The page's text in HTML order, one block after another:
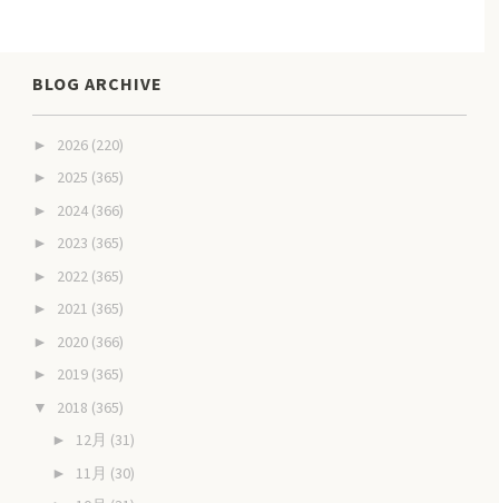
BLOG ARCHIVE
► 2026 (220)
► 2025 (365)
► 2024 (366)
► 2023 (365)
► 2022 (365)
► 2021 (365)
► 2020 (366)
► 2019 (365)
▼ 2018 (365)
► 12月 (31)
► 11月 (30)